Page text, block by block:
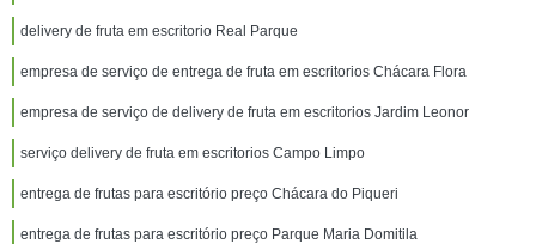
delivery de fruta em escritorio Real Parque
empresa de serviço de entrega de fruta em escritorios Chácara Flora
empresa de serviço de delivery de fruta em escritorios Jardim Leonor
serviço delivery de fruta em escritorios Campo Limpo
entrega de frutas para escritório preço Chácara do Piqueri
entrega de frutas para escritório preço Parque Maria Domitila